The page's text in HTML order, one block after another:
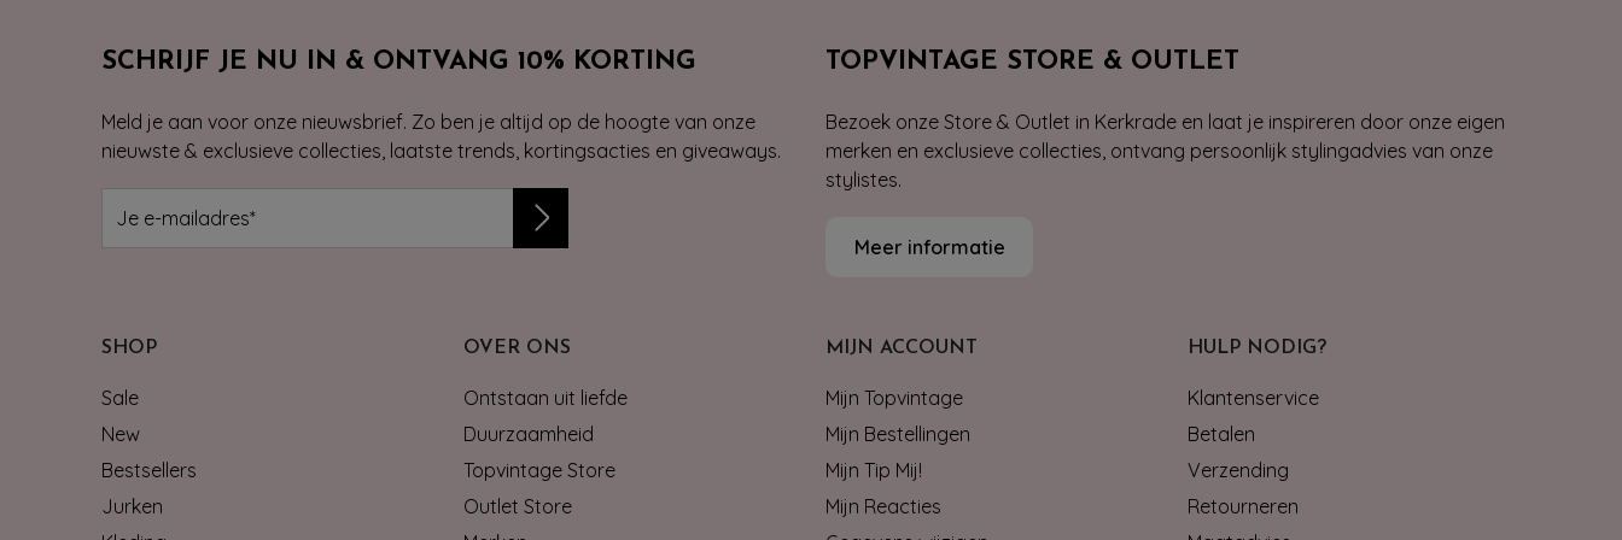
SCHRIJF JE NU IN & ONTVANG 10% KORTING
Meld je aan voor onze nieuwsbrief. Zo ben je altijd op de hoogte van onze
nieuwste & exclusieve collecties, laatste trends, kortingsacties en giveaways.
TOPVINTAGE STORE & OUTLET
Bezoek onze Store & Outlet in Kerkrade en laat je inspireren door onze eigen
merken en exclusieve collecties, ontvang persoonlijk stylingadvies van onze
stylistes.
Meer informatie
SHOP
Sale
New
Bestsellers
Jurken
OVER ONS
Ontstaan uit liefde
Duurzaamheid
Topvintage Store
Outlet Store
MIJN ACCOUNT
Mijn Topvintage
Mijn Bestellingen
Mijn Tip Mij!
Mijn Reacties
HULP NODIG?
Klantenservice
Betalen
Verzending
Retourneren